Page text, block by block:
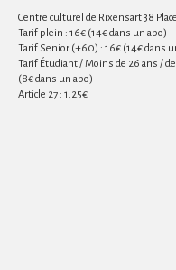
Centre culturel de Rixensart 38
Tarif plein : 16€ (14€ dans un abo)
Tarif Senior (+60) : 16€ (14€ dans
Tarif Étudiant / Moins de 26 ans /
(8€ dans un abo)
Article 27 : 1.25€